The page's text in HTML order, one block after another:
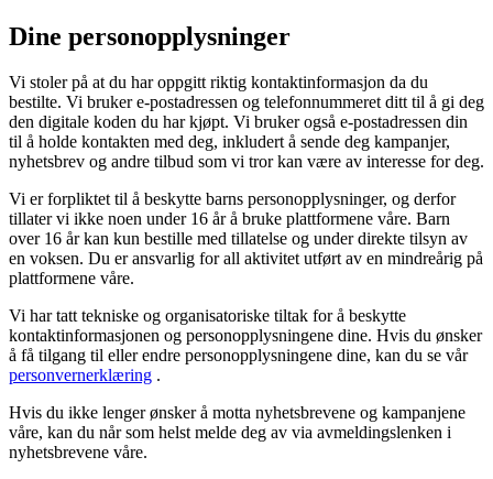
Dine personopplysninger
Vi stoler på at du har oppgitt riktig kontaktinformasjon da du
bestilte. Vi bruker e-postadressen og telefonnummeret ditt til å gi deg
den digitale koden du har kjøpt. Vi bruker også e-postadressen din
til å holde kontakten med deg, inkludert å sende deg kampanjer,
nyhetsbrev og andre tilbud som vi tror kan være av interesse for deg.
Vi er forpliktet til å beskytte barns personopplysninger, og derfor
tillater vi ikke noen under 16 år å bruke plattformene våre. Barn
over 16 år kan kun bestille med tillatelse og under direkte tilsyn av
en voksen. Du er ansvarlig for all aktivitet utført av en mindreårig på
plattformene våre.
Vi har tatt tekniske og organisatoriske tiltak for å beskytte
kontaktinformasjonen og personopplysningene dine. Hvis du ønsker
å få tilgang til eller endre personopplysningene dine, kan du se vår
personvernerklæring .
Hvis du ikke lenger ønsker å motta nyhetsbrevene og kampanjene
våre, kan du når som helst melde deg av via avmeldingslenken i
nyhetsbrevene våre.